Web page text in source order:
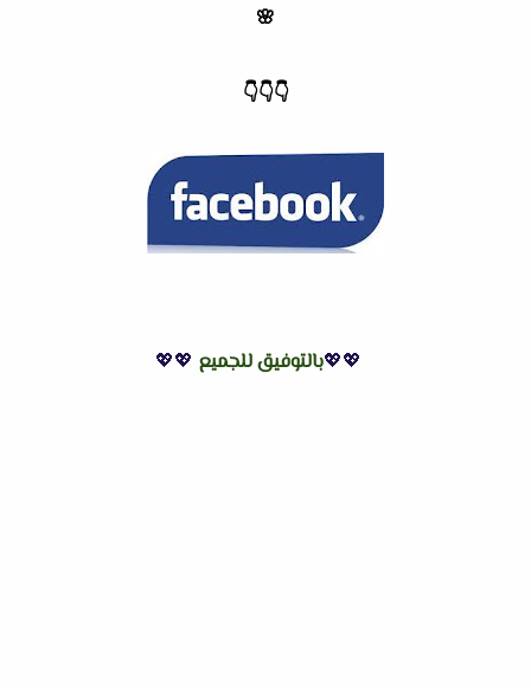
🌸
👇
👇
👇
💖💖بالتوفيق للجميع 💖💖